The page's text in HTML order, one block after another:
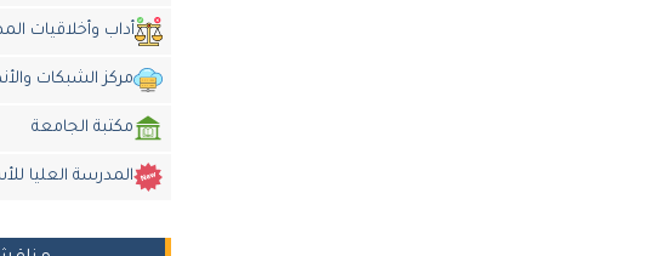
أداب وأخلاقيات
مركز الشبكات
مكتبة الجامعة
المدرسة العليا